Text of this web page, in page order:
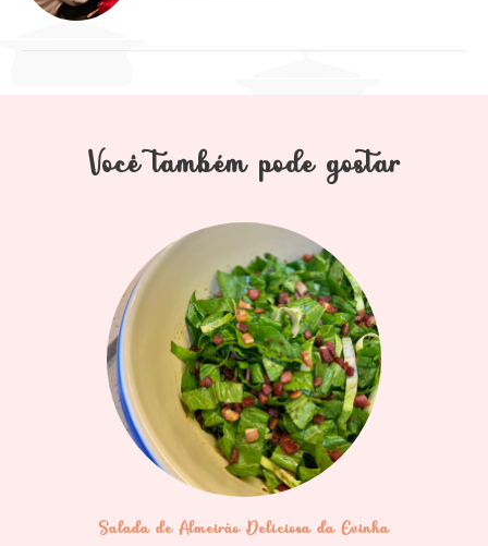
Você também pode gostar
Salada de Almeirão Deliciosa da Evinha